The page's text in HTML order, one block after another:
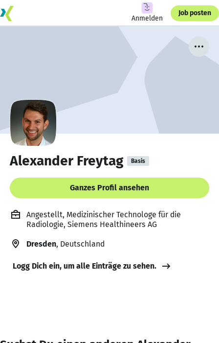
Anmelden
Job posten
Alexander Freytag Basis
Ganzes Profil ansehen
Angestellt, Medizinischer Technologe für die
Radiologie, Siemens Healthineers AG
Dresden, Deutschland
Logg Dich ein, um alle Einträge zu sehen.